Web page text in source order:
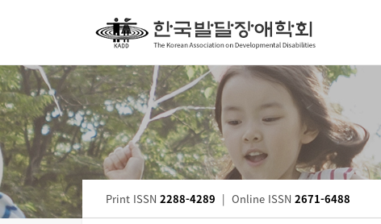
Print ISSN 2288-4289 | Online ISSN 2671-6488